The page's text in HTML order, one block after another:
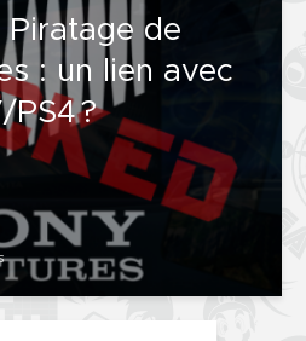
Piratage de
: un lien avec
PS4 ?